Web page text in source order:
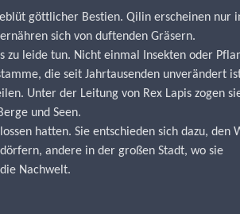
göttlicher Bestien. Qilin erscheinen nur
sich von duftenden Gräsern.
leide tun. Nicht einmal Insekten oder
die seit Jahrtausenden unverändert
Unter der Leitung von Rex Lapis zogen
und Seen.
hatten. Sie entschieden sich dazu, den
andere in der großen Stadt, wo sie
Nachwelt.